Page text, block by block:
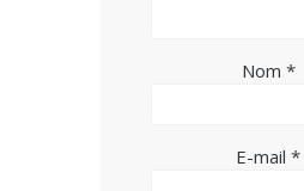
Nom *
E-mail *